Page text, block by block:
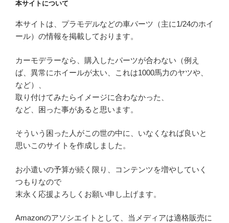
本サイトについて
本サイトは、プラモデルなどの車パーツ（主に1/24のホイ
ール）の情報を掲載しております。
カーモデラーなら、購入したパーツが合わない（例え
ば、異常にホイールが太い、これは1000馬力のヤツや、
など）、
取り付けてみたらイメージに合わなかった、
など、困った事があると思います。
そういう困った人がこの世の中に、いなくなれば良いと
思いこのサイトを作成しました。
お小遣いの予算が続く限り、コンテンツを増やしていく
つもりなので
末永く応援よろしくお願い申し上げます。
Amazonのアソシエイトとして、当メディアは適格販売に